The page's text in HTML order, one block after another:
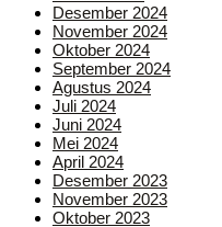
Desember 2024
November 2024
Oktober 2024
September 2024
Agustus 2024
Juli 2024
Juni 2024
Mei 2024
April 2024
Desember 2023
November 2023
Oktober 2023